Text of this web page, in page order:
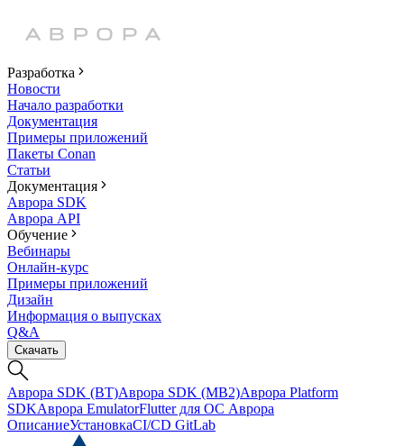
Разработка
Новости
Начало разработки
Документация
Примеры приложений
Пакеты Conan
Статьи
Документация
Аврора SDK
Аврора API
Обучение
Вебинары
Онлайн-курс
Примеры приложений
Дизайн
Информация о выпусках
Q&A
Скачать
Аврора SDK (BT)Аврора SDK (MB2)Аврора Platform
SDKАврора EmulatorFlutter для ОС Аврора
ОписаниеУстановкаCI/CD GitLab